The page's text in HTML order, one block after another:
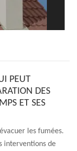
PEUT
DES
ET SES
les fumées.
interventions de